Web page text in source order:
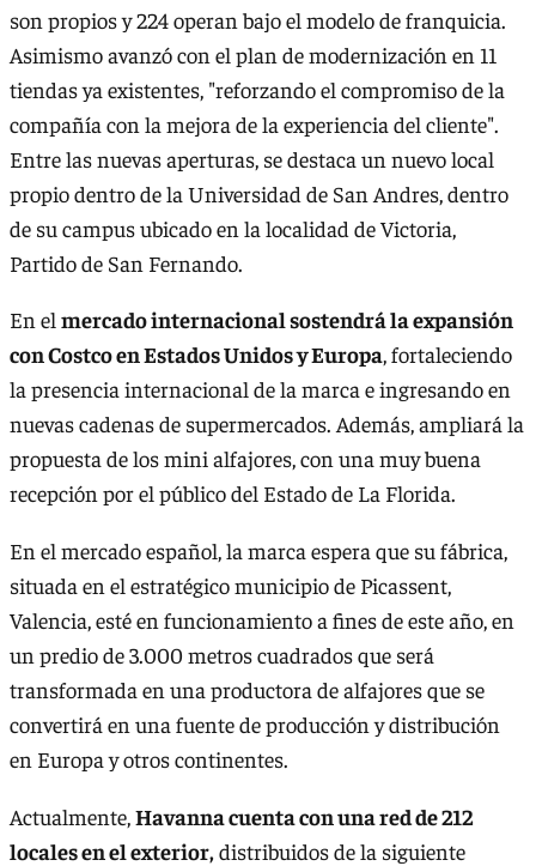
son propios y 224 operan bajo el modelo de franquicia.
Asimismo avanzó con el plan de modernización en 11
tiendas ya existentes, "reforzando el compromiso de la
compañía con la mejora de la experiencia del cliente".
Entre las nuevas aperturas, se destaca un nuevo local
propio dentro de la Universidad de San Andres, dentro
de su campus ubicado en la localidad de Victoria,
Partido de San Fernando.
En el mercado internacional sostendrá la expansión
con Costco en Estados Unidos y Europa, fortaleciendo
la presencia internacional de la marca e ingresando en
nuevas cadenas de supermercados. Además, ampliará la
propuesta de los mini alfajores, con una muy buena
recepción por el público del Estado de La Florida.
En el mercado español, la marca espera que su fábrica,
situada en el estratégico municipio de Picassent,
Valencia, esté en funcionamiento a fines de este año, en
un predio de 3.000 metros cuadrados que será
transformada en una productora de alfajores que se
convertirá en una fuente de producción y distribución
en Europa y otros continentes.
Actualmente, Havanna cuenta con una red de 212
locales en el exterior, distribuidos de la siguiente